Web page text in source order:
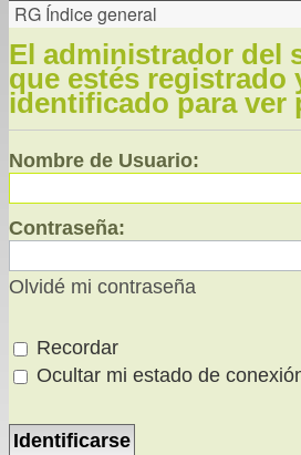
RG Índice general
El administrador del
que estés registrado
identificado para ver
Nombre de Usuario:
Contraseña:
Olvidé mi contraseña
Recordar
Ocultar mi estado de